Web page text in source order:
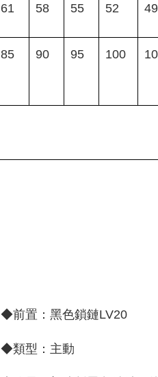
61 58 55 52 49
85 90 95 100
◆前置：黑色鎖鏈LV20
◆類型：主動